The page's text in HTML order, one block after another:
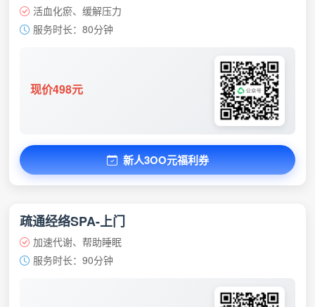
活血化瘀、缓解压力
服务时长：80分钟
现价498元
新人3OO元福利券
疏通经络SPA-上门
加速代谢、帮助睡眠
服务时长：90分钟